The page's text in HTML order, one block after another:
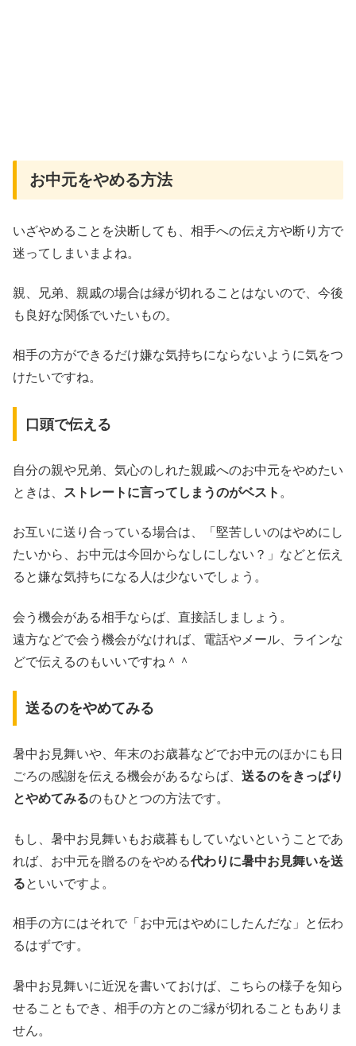
お中元をやめる方法
いざやめることを決断しても、相手への伝え方や断り方で
迷ってしまいまよね。
親、兄弟、親戚の場合は縁が切れることはないので、今後
も良好な関係でいたいもの。
相手の方ができるだけ嫌な気持ちにならないように気をつ
けたいですね。
口頭で伝える
自分の親や兄弟、気心のしれた親戚へのお中元をやめたい
ときは、
ストレートに言ってしまうのがベスト 。
お互いに送り合っている場合は、「堅苦しいのはやめにし
たいから、お中元は今回からなしにしない？」などと伝え
ると嫌な気持ちになる人は少ないでしょう。
会う機会がある相手ならば、直接話しましょう。
遠方などで会う機会がなければ、電話やメール、ラインな
どで伝えるのもいいですね＾＾
送るのをやめてみる
暑中お見舞いや、年末のお歳暮などでお中元のほかにも日
ごろの感謝を伝える機会があるならば、 送るのをきっぱり
とやめてみるのもひとつの方法です。
もし、暑中お見舞いもお歳暮もしていないということであ
れば、お中元を贈るのをやめる代わりに暑中お見舞いを送
るといいですよ。
相手の方にはそれで「お中元はやめにしたんだな」と伝わ
るはずです。
暑中お見舞いに近況を書いておけば、こちらの様子を知ら
せることもでき、相手の方とのご縁が切れることもありま
せん。